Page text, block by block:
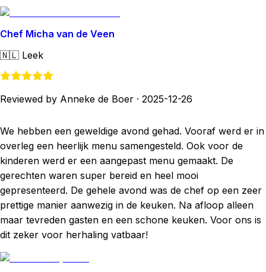
Chef Micha van de Veen
🇳🇱 Leek
Reviewed by Anneke de Boer · 2025-12-26
We hebben een geweldige avond gehad. Vooraf werd er in
overleg een heerlijk menu samengesteld. Ook voor de
kinderen werd er een aangepast menu gemaakt. De
gerechten waren super bereid en heel mooi
gepresenteerd. De gehele avond was de chef op een zeer
prettige manier aanwezig in de keuken. Na afloop alleen
maar tevreden gasten en een schone keuken. Voor ons is
dit zeker voor herhaling vatbaar!